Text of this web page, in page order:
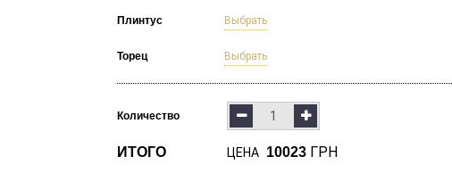
Плинтус Выбрать
Торец Выбрать
Количество
ИТОГО ЦЕНА 10023 ГРН